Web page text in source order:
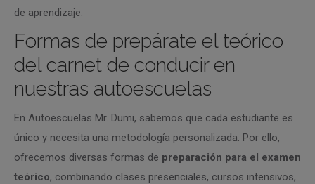
de aprendizaje.
Formas de prepárate el teórico
del carnet de conducir en
nuestras autoescuelas
En Autoescuelas Mr. Dumi, sabemos que cada estudiante es
único y necesita una metodología personalizada. Por ello,
ofrecemos diversas formas de preparación para el examen
teórico, combinando clases presenciales, cursos intensivos,